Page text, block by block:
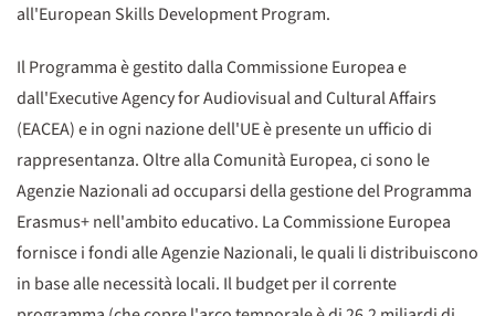
all'European Skills Development Program.
Il Programma è gestito dalla Commissione Europea e
dall'Executive Agency for Audiovisual and Cultural Affairs
(EACEA) e in ogni nazione dell'UE è presente un ufficio di
rappresentanza. Oltre alla Comunità Europea, ci sono le
Agenzie Nazionali ad occuparsi della gestione del Programma
Erasmus+ nell'ambito educativo. La Commissione Europea
fornisce i fondi alle Agenzie Nazionali, le quali li distribuiscono
in base alle necessità locali. Il budget per il corrente